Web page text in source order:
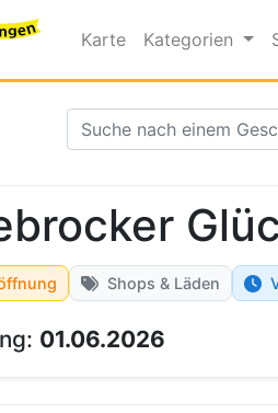
Karte Kategorien
Shops & Läden
01.06.2026